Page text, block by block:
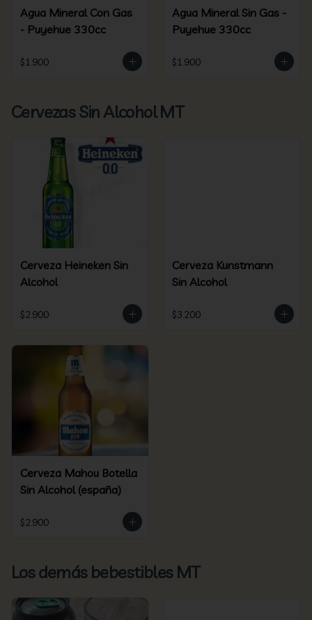
Agua Mineral Con Gas
- Puyehue 330cc
$1.900
Agua Mineral Sin Gas -
Puyehue 330cc
$1.900
Cervezas Sin Alcohol MT
Cerveza Heineken Sin
Alcohol
$2.900
Cerveza Kunstmann
Sin Alcohol
$3.200
Cerveza Mahou Botella
Sin Alcohol (españa)
$2.900
Los demás bebestibles MT